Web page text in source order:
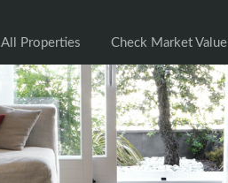
All Properties Check Market Value